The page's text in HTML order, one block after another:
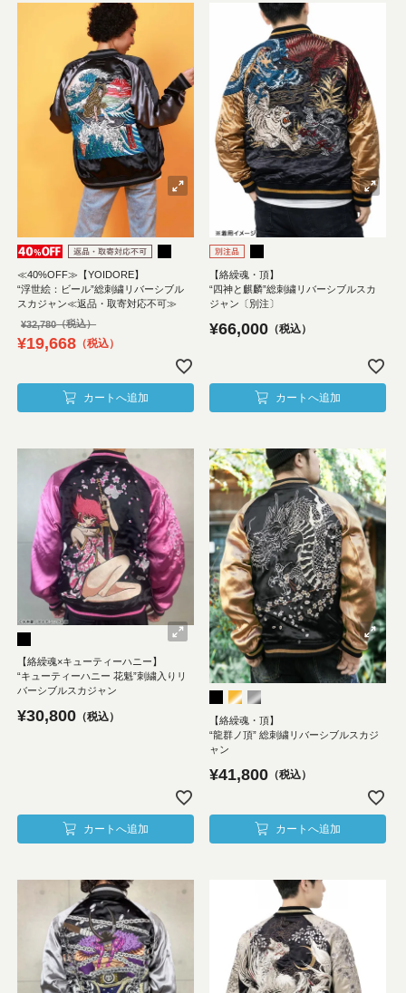
≪40%OFF≫【YOIDORE】
“浮世絵：ビール”総刺繍リバーシブル
スカジャン≪返品・取寄対応不可≫
¥32,780
¥19,668 税込
カートへ追加
【絡繰魂・頂】
“四神と麒麟”総刺繍リバーシブルスカ
ジャン〔別注〕
¥66,000 税込
カートへ追加
【絡繰魂×キューティーハニー】
“キューティーハニー 花魁”刺繍入りリ
バーシブルスカジャン
¥30,800 税込
カートへ追加
【絡繰魂・頂】
“龍群ノ頂” 総刺繍リバーシブルスカジ
ャン
¥41,800 税込
カートへ追加